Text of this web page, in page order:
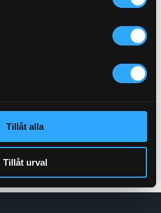
Tillåt alla
Tillåt urval